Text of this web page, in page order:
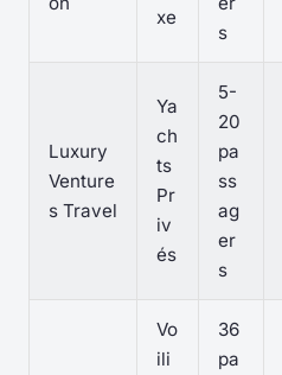
xe
s
Luxury
Venture
s Travel
Ya
ch
ts
Pr
iv
és
5-
20
pa
ss
ag
er
s
Vo
ili
36
pa